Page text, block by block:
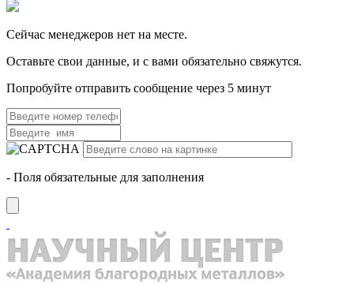
Cейчас менеджеров нет на месте.
Оставьте свои данные, и с вами обязательно свяжутся.
Попробуйте отправить сообщение через 5 минут
- Поля обязательные для заполнения